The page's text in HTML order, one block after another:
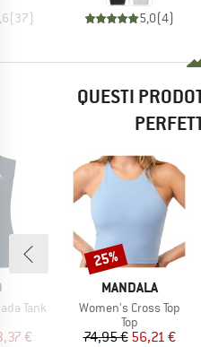
(37) 5,0(4)
QUESTI
Tank
ridotto
€
MARCHIO
MANDALA
Articolo
Women's Cross Top
Gruppo di
Top
Prezzo
74,95 €Prezzo
56,21 €
Sconto
25%